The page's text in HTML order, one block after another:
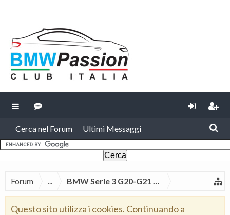
Cerca nel Forum Ultimi Messaggi
Forum ... BMW Serie 3 G20-G21 2019
Questo sito utilizza i cookies. Continuando a